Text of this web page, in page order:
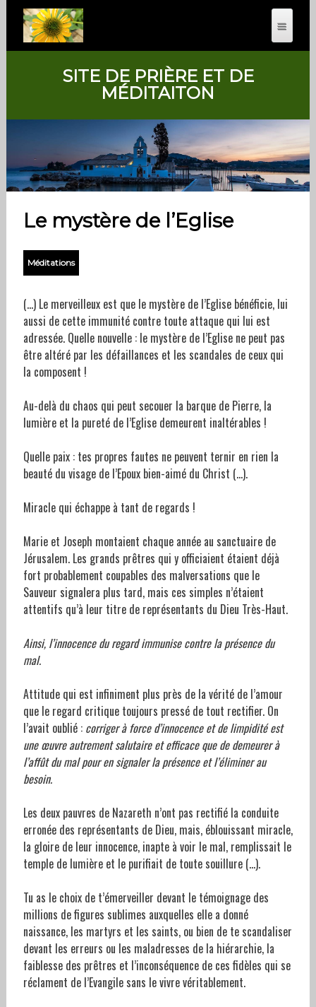
SITE DE PRIÈRE ET DE
MÉDITAITON
Le mystère de l’Eglise
Méditations
(…) Le merveilleux est que le mystère de l’Eglise bénéficie, lui
aussi de cette immunité contre toute attaque qui lui est
adressée. Quelle nouvelle : le mystère de l’Eglise ne peut pas
être altéré par les défaillances et les scandales de ceux qui
la composent !
Au-delà du chaos qui peut secouer la barque de Pierre, la
lumière et la pureté de l’Eglise demeurent inaltérables !
Quelle paix : tes propres fautes ne peuvent ternir en rien la
beauté du visage de l’Epoux bien-aimé du Christ (…).
Miracle qui échappe à tant de regards !
Marie et Joseph montaient chaque année au sanctuaire de
Jérusalem. Les grands prêtres qui y officiaient étaient déjà
fort probablement coupables des malversations que le
Sauveur signalera plus tard, mais ces simples n’étaient
attentifs qu’à leur titre de représentants du Dieu Très-Haut.
Ainsi, l’innocence du regard immunise contre la présence du
mal.
Attitude qui est infiniment plus près de la vérité de l’amour
que le regard critique toujours pressé de tout rectifier. On
l’avait oublié : corriger à force d’innocence et de limpidité est
une œuvre autrement salutaire et efficace que de demeurer à
l’affût du mal pour en signaler la présence et l’éliminer au
besoin.
Les deux pauvres de Nazareth n’ont pas rectifié la conduite
erronée des représentants de Dieu, mais, éblouissant miracle,
la gloire de leur innocence, inapte à voir le mal, remplissait le
temple de lumière et le purifiait de toute souillure (…).
Tu as le choix de t’émerveiller devant le témoignage des
millions de figures sublimes auxquelles elle a donné
naissance, les martyrs et les saints, ou bien de te scandaliser
devant les erreurs ou les maladresses de la hiérarchie, la
faiblesse des prêtres et l’inconséquence de ces fidèles qui se
réclament de l’Evangile sans le vivre véritablement.